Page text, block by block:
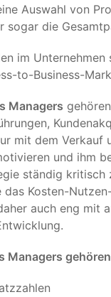
Auswahl von
die
im
to-Business-
Managers
mit dem
und ihm
ständig
Kosten-
auch eng mit
Managers